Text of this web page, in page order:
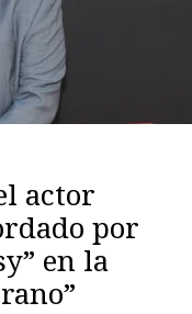
actor
por
en la